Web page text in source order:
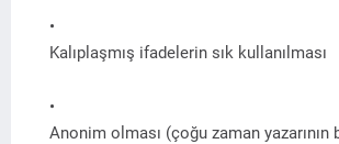
Kalıplaşmış ifadelerin sık kullanılması
Anonim olması (çoğu zaman